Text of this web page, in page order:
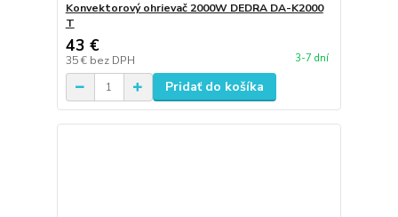
Konvektorový ohrievač 2000W DEDRA DA-K2000
T
43 €
35 € bez DPH 3-7 dní
Pridať do košíka